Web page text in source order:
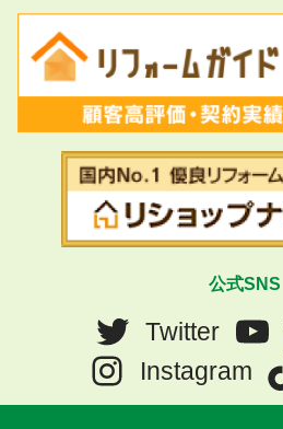
公式SNS
Twitter
Instagram